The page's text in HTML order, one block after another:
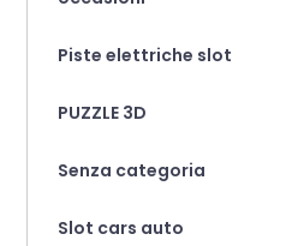
Piste elettriche slot
PUZZLE 3D
Senza categoria
Slot cars auto